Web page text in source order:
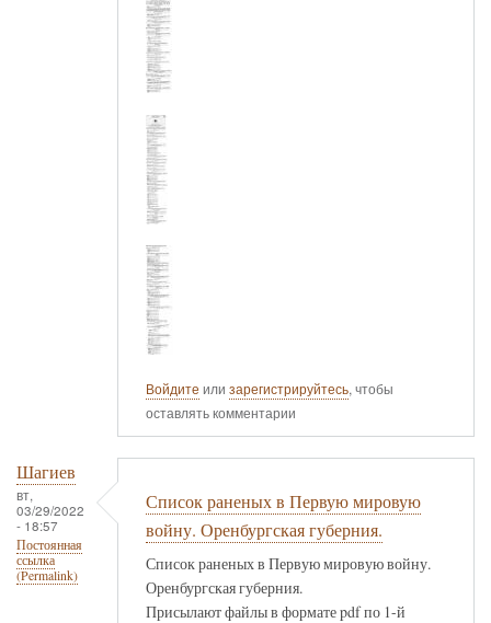
Войдите или зарегистрируйтесь, чтобы
оставлять комментарии
Шагиев
вт,
03/29/2022
- 18:57
Постоянная
ссылка
(Permalink)
Список раненых в Первую мировую
войну. Оренбургская губерния.
Список раненых в Первую мировую войну.
Оренбургская губерния.
Присылают файлы в формате pdf по 1-й